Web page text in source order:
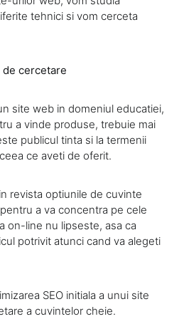
tehnici si vom cerceta
cercetare
site web in domeniul educatiei,
a vinde produse, trebuie mai
publicul tinta si la termenii
ce aveti de oferit.
revista optiunile de cuvinte
a va concentra pe cele
on-line nu lipseste, asa ca
potrivit atunci cand va alegeti
SEO initiala a unui site
a cuvintelor cheie.